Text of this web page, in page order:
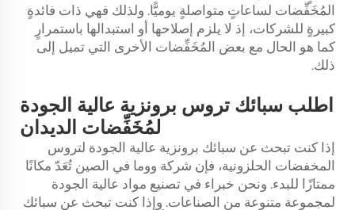
المُخَفِّضات لساعاتٍ متواصلةٍ يوميًّا. ولذلك فهي ذات فائدةٍ
كبيرةٍ للشركات، إذ لا يلزم إصلاحها أو استبدالها باستمرارٍ
كما هو الحال مع بعض المُخَفِّضات الأخرى التي تميل إلى
ذلك.
اطلب سبائك تروس برونزية عالية الجودة
لمُخَفِّضات الديدان
إذا كنت تبحث عن سبائك برونزية عالية الجودة لتروس
المخفضات الحلزونية، فإن شركة ووما في الصين تُعَدّ مكانًا
ممتازًا للبدء. ونحن خبراء في تصنيع مواد عالية الجودة
لمجموعة متنوعة من الصناعات. وإذا كنت تبحث عن سبائك